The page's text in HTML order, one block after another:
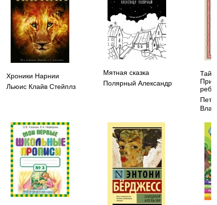
Хроники Нарнии
Льюис Клайв Стейплз
Мятная сказка
Полярный Александр